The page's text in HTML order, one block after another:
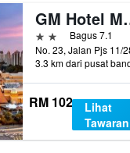
GM
2 bintangBagus 7.1
3.3 km dari pusat
RM 102
Lihat
Tawaran